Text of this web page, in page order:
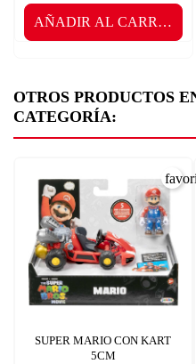
AÑADIR AL CARRITO
OTROS PRODUCTOS
CATEGORÍA:
SUPER MARIO CON KART
5CM